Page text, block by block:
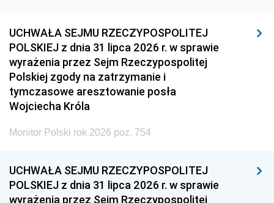
UCHWAŁA SEJMU RZECZYPOSPOLITEJ
POLSKIEJ z dnia 31 lipca 2026 r. w sprawie
wyrażenia przez Sejm Rzeczypospolitej
Polskiej zgody na zatrzymanie i
tymczasowe aresztowanie posła
Wojciecha Króla
Monitor Polski rok 2026 poz. 754
UCHWAŁA SEJMU RZECZYPOSPOLITEJ
POLSKIEJ z dnia 31 lipca 2026 r. w sprawie
wyrażenia przez Sejm Rzeczypospolitej